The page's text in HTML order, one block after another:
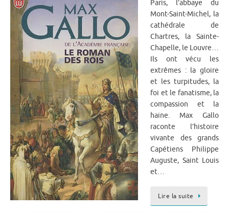
Paris, l’abbaye du
Mont-Saint-Michel, la
cathédrale de
Chartres, la Sainte-
Chapelle, le Louvre…
Ils ont vécu les
extrêmes : la gloire
et les turpitudes, la
foi et le fanatisme, la
compassion et la
haine. Max Gallo
raconte l’histoire
vivante des grands
Capétiens Philippe
Auguste, Saint Louis
et…
Lire la suite